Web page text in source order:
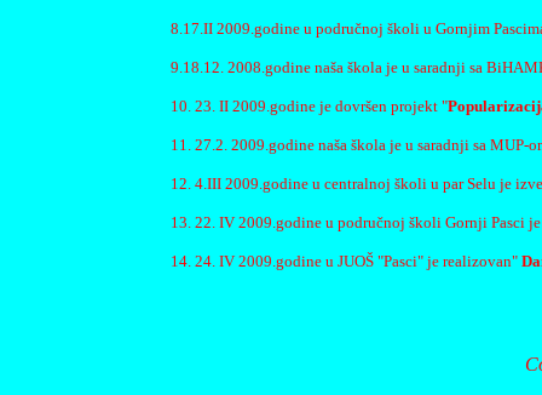
8.17.II 2009.godine u područnoj školi u Gornjim
9.18.12. 2008.godine naša škola je u saradnji sa
10. 23. II 2009.godine je dovršen projekt "
11. 27.2. 2009.godine naša škola je u saradnji sa MUP-
12. 4.III 2009.godine u centralnoj školi u par Selu je
13. 22. IV 2009.godine u područnoj školi Gornji Pasci
14. 24. IV 2009.godine u JUOŠ "Pasci" je realizovan"